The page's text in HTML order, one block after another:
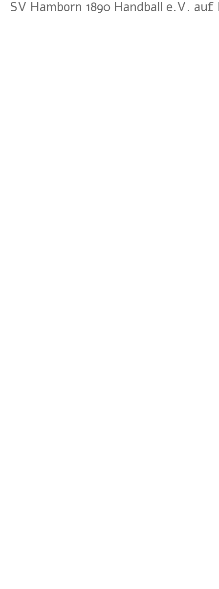
SV Hamborn 1890 Handball e.V.